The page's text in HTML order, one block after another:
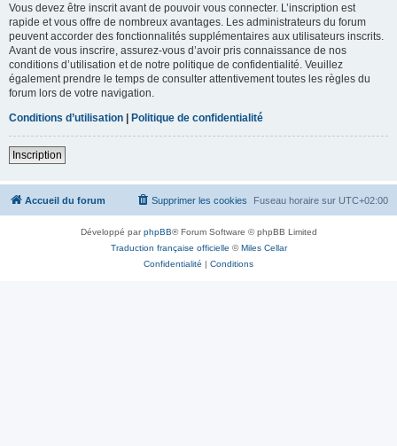
Vous devez être inscrit avant de pouvoir vous connecter. L’inscription est
rapide et vous offre de nombreux avantages. Les administrateurs du forum
peuvent accorder des fonctionnalités supplémentaires aux utilisateurs inscrits.
Avant de vous inscrire, assurez-vous d’avoir pris connaissance de nos
conditions d’utilisation et de notre politique de confidentialité. Veuillez
également prendre le temps de consulter attentivement toutes les règles du
forum lors de votre navigation.
Conditions d’utilisation | Politique de confidentialité
Inscription
Accueil du forum Fuseau horaire sur UTC+02:00
Supprimer les cookies
Développé parphpBB® Forum Software © phpBB Limited
Traduction française officielle ©Miles Cellar
Confidentialité | Conditions